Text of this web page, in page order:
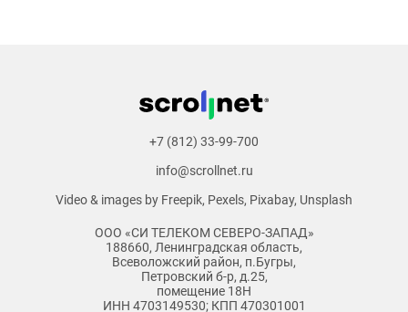
+7 (812) 33-99-700
info@scrollnet.ru
Video & images by Freepik, Pexels, Pixabay, Unsplash
ООО «СИ ТЕЛЕКОМ СЕВЕРО-ЗАПАД»
188660, Ленинградская область,
Всеволожский район, п.Бугры,
Петровский б-р, д.25,
помещение 18Н
ИНН 4703149530; КПП 470301001